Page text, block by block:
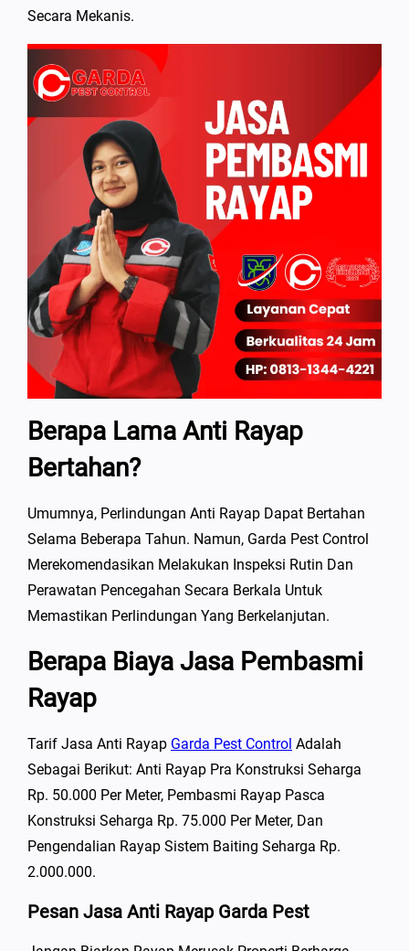
Secara Mekanis.
Berapa Lama Anti Rayap
Bertahan?
Umumnya, Perlindungan Anti Rayap Dapat Bertahan
Selama Beberapa Tahun. Namun, Garda Pest Control
Merekomendasikan Melakukan Inspeksi Rutin Dan
Perawatan Pencegahan Secara Berkala Untuk
Memastikan Perlindungan Yang Berkelanjutan.
Berapa Biaya Jasa Pembasmi
Rayap
Tarif Jasa Anti Rayap Garda Pest Control Adalah
Sebagai Berikut: Anti Rayap Pra Konstruksi Seharga
Rp. 50.000 Per Meter, Pembasmi Rayap Pasca
Konstruksi Seharga Rp. 75.000 Per Meter, Dan
Pengendalian Rayap Sistem Baiting Seharga Rp.
2.000.000.
Pesan Jasa Anti Rayap Garda Pest